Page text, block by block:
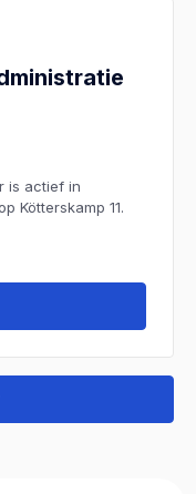
is actief in
Kötterskamp 11.